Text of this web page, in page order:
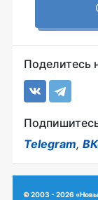
Поделитесь
Telegram,
© 2003 - 2026